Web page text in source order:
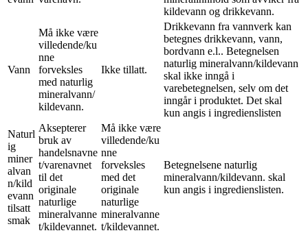
kildevann og drikkevann.
Vann
Må ikke være
villedende/ku
nne
forveksles
med naturlig
mineralvann/
kildevann.
Ikke tillatt.
Drikkevann fra vannverk kan
betegnes drikkevann, vann,
bordvann e.l.. Betegnelsen
naturlig mineralvann/kildevann
skal ikke inngå i
varebetegnelsen, selv om det
inngår i produktet. Det skal
kun angis i ingredienslisten
Naturl
ig
miner
alvan
n/kild
evann
tilsatt
smak
Aksepterer
bruk av
handelsnavne
t/varenavnet
til det
originale
naturlige
mineralvanne
t/kildevannet.
Må ikke være
villedende/ku
nne
forveksles
med det
originale
naturlige
mineralvanne
t/kildevannet.
Betegnelsene naturlig
mineralvann/kildevann. skal
kun angis i ingredienslisten.